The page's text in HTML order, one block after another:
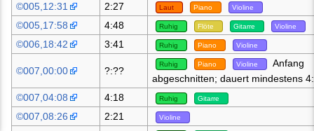
©005,12:31
2:27 Laut Piano Violine
©005,17:58 4:48 Ruhig Flöte Gitarre Violine
©006,18:42 3:41 Ruhig Piano Violine
©007,00:00 ?:??
Ruhig Piano Violine
Anfang
abgeschnitten; dauert mindestens
©007,04:08
4:18 Ruhig Gitarre
©007,08:26 2:21 Violine